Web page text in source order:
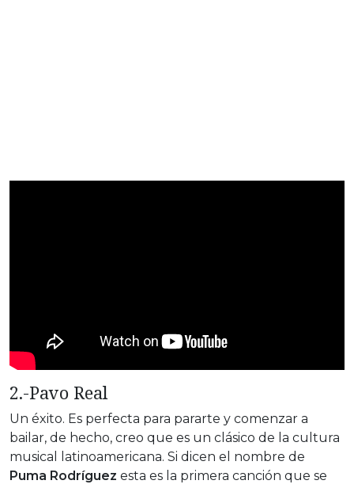
2.-Pavo Real
Un éxito. Es perfecta para pararte y comenzar a
bailar, de hecho, creo que es un clásico de la cultura
musical latinoamericana. Si dicen el nombre de
Puma Rodríguez esta es la primera canción que se